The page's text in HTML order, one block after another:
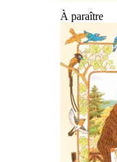
À paraître